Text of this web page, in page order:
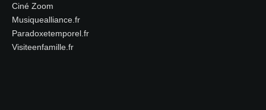
Ciné Zoom
Musiquealliance.fr
Paradoxetemporel.fr
Visiteenfamille.fr